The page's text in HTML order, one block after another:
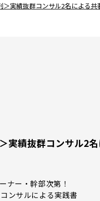
＞実績抜群コンサル2名による
実績抜群コンサル2
ナー・幹部次第！
ンサルによる実践書